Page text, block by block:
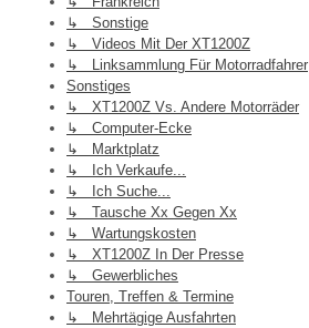
↳ Sonstige
↳ Videos Mit Der XT1200Z
↳ Linksammlung Für Motorradfahrer
Sonstiges
↳ XT1200Z Vs. Andere Motorräder
↳ Computer-Ecke
↳ Marktplatz
↳ Ich Verkaufe...
↳ Ich Suche...
↳ Tausche Xx Gegen Xx
↳ Wartungskosten
↳ XT1200Z In Der Presse
↳ Gewerbliches
Touren, Treffen & Termine
↳ Mehrtägige Ausfahrten